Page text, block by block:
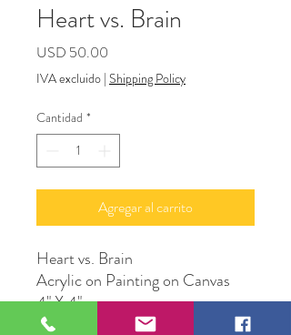
Heart vs. Brain
USD 50.00
IVA excluido | Shipping Policy
Cantidad *
Agregar al carrito
Heart vs. Brain
Acrylic on Painting on Canvas
4" X 4"